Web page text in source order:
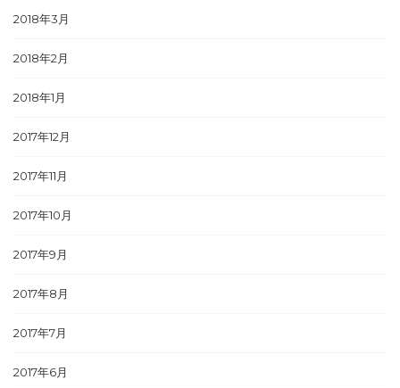
2018年3月
2018年2月
2018年1月
2017年12月
2017年11月
2017年10月
2017年9月
2017年8月
2017年7月
2017年6月